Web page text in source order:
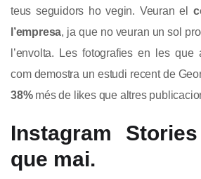
teus seguidors ho vegin. Veuran el
l’empresa, ja que no veuran un sol
l’envolta. Les fotografies en les que
com demostra un estudi recent de
38%més de likes que altres
Instagram
que mai.